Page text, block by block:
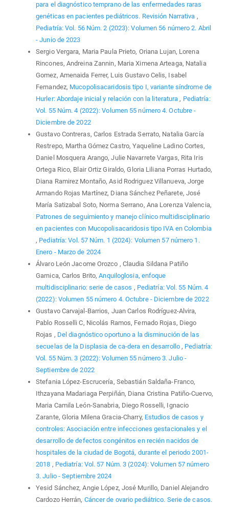
para el diagnóstico temprano de las enfermedades raras
genéticas en pacientes pediátricos. Revisión Narrativa ,
Pediatría: Vol. 56 Núm. 2 (2023): Volumen 56 número 2. Abril
- Junio de 2023
Sergio Vergara, Maria Paula Prieto, Oriana Lujan, Lorena
Rincones, Andreina Zannin, Maria Ximena Arteaga, Natalia
Gomez, Amenaida Ferrer, Luis Gustavo Celis, Isabel
Fernandez, Mucopolisacaridosis tipo I, variante síndrome de
Hurler: Abordaje inicial y relación con la literatura, Pediatría:
Vol. 55 Núm. 4 (2022): Volumen 55 número 4. Octubre -
Diciembre de 2022
Gustavo Contreras, Carlos Estrada Serrato, Natalia García
Restrepo, Martha Gómez Castro, Yaqueline Ladino Cortes,
Daniel Mosquera Arango, Julie Navarrete Vargas, Rita Iris
Ortega Rico, Blair Ortiz Giraldo, Gloria Liliana Porras Hurtado,
Diana Ramirez Montaño, Asid Rodriguez Villanueva, Jorge
Armando Rojas Martínez, Diana Sánchez Peñarete, José
María Satizabal Soto, Norma Serrano, Ana Lorenza Valencia,
Patrones de seguimiento y manejo clínico multidisciplinario
en pacientes con Mucopolisacaridosis tipo IVA en Colombia
, Pediatría: Vol. 57 Núm. 1 (2024): Volumen 57 número 1.
Enero - Marzo de 2024
Álvaro León Jacome Orozco , Claudia Sildana Patiño
Garnica, Carlos Brito,Anquiloglosia, enfoque
multidisciplinario: serie de casos , Pediatría: Vol. 55 Núm. 4
(2022): Volumen 55 número 4. Octubre - Diciembre de 2022
Gustavo Carvajal-Barrios, Juan Carlos Rodríguez-Alvira,
Pablo Rosselli C, Nicolás Ramos, Fernado Rojas, Diego
Rojas , Del diagnóstico oportuno a la disminución de las
secuelas de la Displasia de ca-dera en desarrollo, Pediatría:
Vol. 55 Núm. 3 (2022): Volumen 55 número 3. Julio -
Septiembre de 2022
Stefania López-Escrucería, Sebastián Saldaña-Franco,
Ithzayana Madariaga Perpiñán, Diana Cristina Patiño-Cuervo,
Maria Camila León-Sanabria, Diego Rosselli, Ignacio
Zarante, Gloria Milena Gracia-Charry, Estudios de casos y
controles: Asociación entre infecciones gestacionales y el
desarrollo de defectos congénitos en recién nacidos de
hospitales de la ciudad de Bogotá, durante el periodo 2001-
2018 , Pediatría: Vol. 57 Núm. 3 (2024): Volumen 57 número
3. Julio - Septiembre 2024
Yesid Sánchez, Angie López, José Murillo, Daniel Alejandro
Cardozo Herrán, Cáncer de ovario pediátrico. Serie de casos.